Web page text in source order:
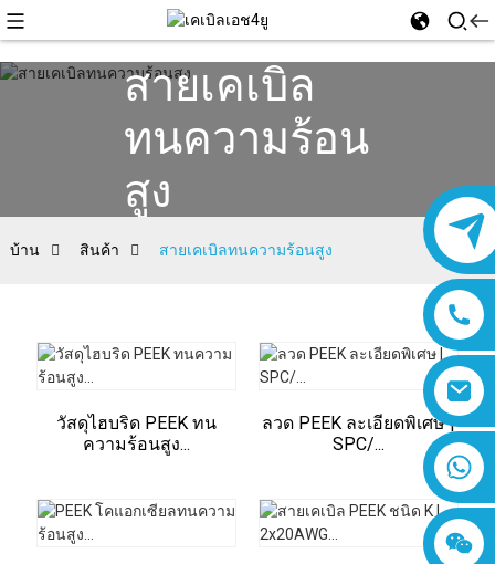
สายเคเบิล
ทนความร้อน
สูง
บ้าน สินค้า สายเคเบิลทนความร้อนสูง
วัสดุไฮบริด PEEK ทน
ความร้อนสูง...
ลวด PEEK ละเอียดพิเศษ |
SPC/...